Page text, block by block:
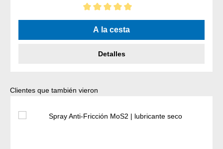
Calificación promedio de 5 de 5 estrellas
A la cesta
Detalles
Omitir la galería de productos
Clientes que también vieron